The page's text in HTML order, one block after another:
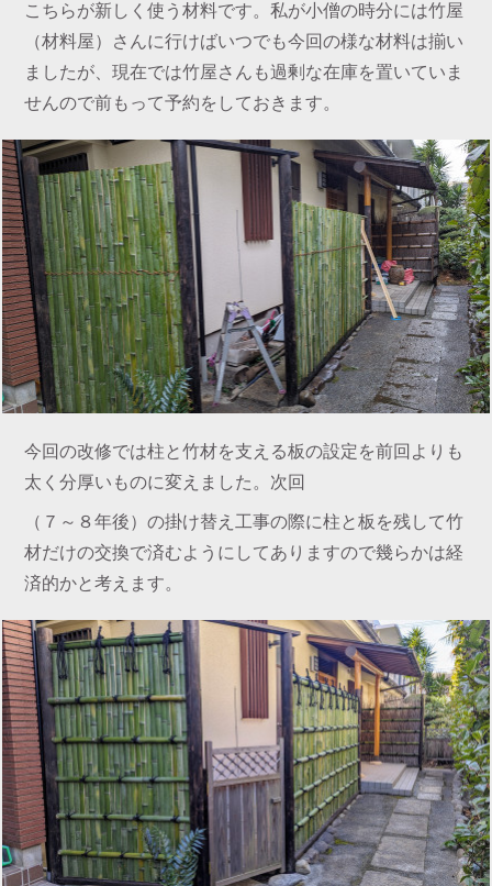
こちらが新しく使う材料です。私が小僧の時分には竹屋
（材料屋）さんに行けばいつでも今回の様な材料は揃い
ましたが、現在では竹屋さんも過剰な在庫を置いていま
せんので前もって予約をしておきます。
今回の改修では柱と竹材を支える板の設定を前回よりも
太く分厚いものに変えました。次回
（７～８年後）の掛け替え工事の際に柱と板を残して竹
材だけの交換で済むようにしてありますので幾らかは経
済的かと考えます。